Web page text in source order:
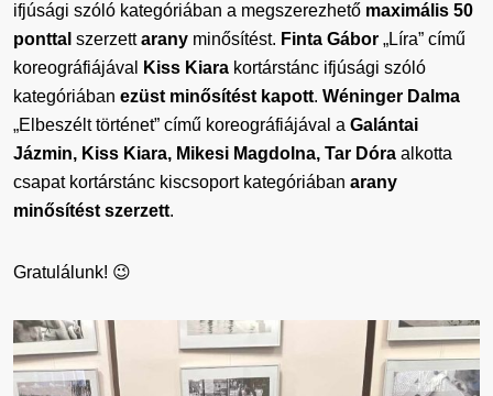
ifjúsági szóló kategóriában a megszerezhető maximális 50
ponttal szerzettarany minősítést. Finta Gábor „Líra” című
koreográfiájával
Kiss Kiara kortárstánc ifjúsági szóló
kategóriában ezüst minősítést kapott. Wéninger Dalma
„Elbeszélt történet” című koreográfiájával a Galántai
Jázmin, Kiss Kiara, Mikesi Magdolna, Tar Dóra alkotta
csapat kortárstánc kiscsoport kategóriában arany
minősítést szerzett.
Gratulálunk! 😉